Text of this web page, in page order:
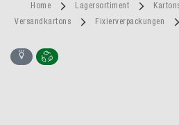
Home Lagersortiment
Versandkartons
Fixierverpackungen